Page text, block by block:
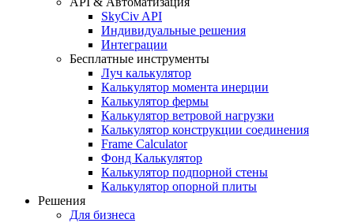
SkyCiv API
Индивидуальные решения
Интеграции
Бесплатные инструменты
Луч калькулятор
Калькулятор момента инерции
Калькулятор фермы
Калькулятор ветровой нагрузки
Калькулятор конструкции соединения
Frame Calculator
Фонд Калькулятор
Калькулятор подпорной стены
Калькулятор опорной плиты
Решения
Для бизнеса